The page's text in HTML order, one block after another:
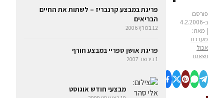
פורסם
ב-4.2.2006
| מאת:
מערכת
אכול
ושאטו
פריגת במבצע קרנבריז – לשתות את החיים
הבריאים
12 במרץ 2006
פריגת אושן ספריי במבצע חורף
1 בינואר 2007
מבצעי חודש אוגוסט